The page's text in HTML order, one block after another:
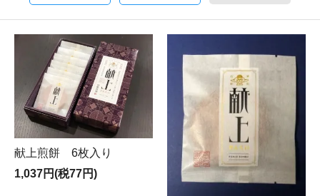
献上煎餅 6枚入り
1,037円(税77円)